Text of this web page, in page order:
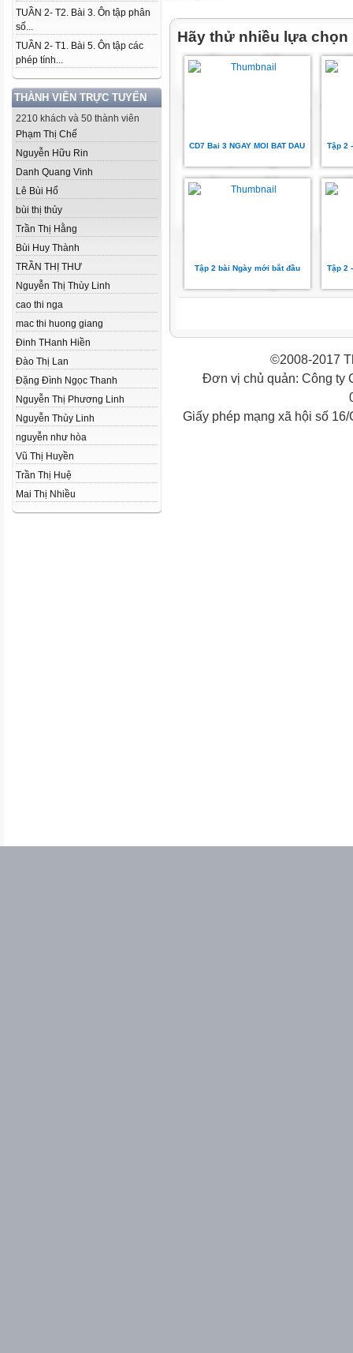
TUẦN 2- T2. Bài 3. Ôn tập phân
số...
TUẦN 2- T1. Bài 5. Ôn tập các
phép tính...
THÀNH VIÊN TRỰC TUYẾN
2210 khách và 50 thành viên
Phạm Thị Chế
Nguyễn Hữu Rin
Danh Quang Vinh
Lê Bùi Hổ
bùi thị thủy
Trần Thị Hằng
Bùi Huy Thành
TRẦN THỊ THƯ
Nguyễn Thị Thùy Linh
cao thi nga
mac thi huong giang
Đinh THanh Hiền
Đào Thị Lan
Đặng Đình Ngọc Thanh
Nguyễn Thị Phương Linh
Nguyễn Thùy Linh
nguyễn như hòa
Vũ Thị Huyền
Trần Thị Huệ
Mai Thị Nhiều
Hãy thử nhiều lựa chọn
CD7 Bai 3 NGAY MOI BAT DAU Tập 2
Tập 2 bài Ngày mới bắt đầu Tập 2
©2008-2017
Đơn vị chủ quản: Công ty
Giấy phép mạng xã hội số